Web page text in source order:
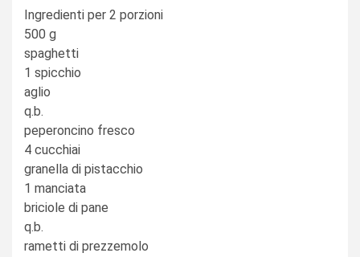
Ingredienti per 2 porzioni
500 g
spaghetti
1 spicchio
aglio
q.b.
peperoncino fresco
4 cucchiai
granella di pistacchio
1 manciata
briciole di pane
q.b.
rametti di prezzemolo